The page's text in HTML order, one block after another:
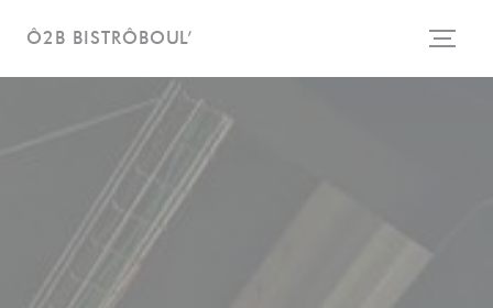
Ô2B BISTRÔBOUL’